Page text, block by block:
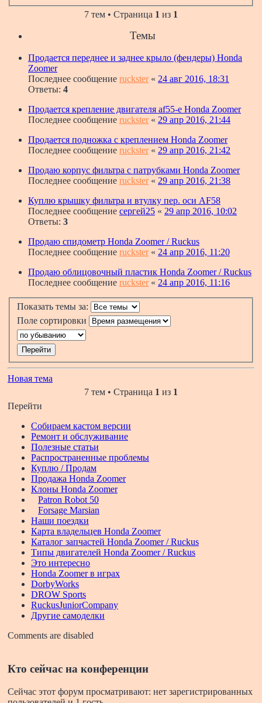
7 тем • Страница 1 из 1
Темы
Продается переднее и заднее крыло (фендеры) Honda
Zoomer
Последнее сообщение ruckster« 24 авг 2016, 18:31
Ответы: 4
Продается крепление двигателя af55-e Honda Zoomer
Последнее сообщение ruckster« 29 апр 2016, 21:44
Продается подножка с креплением Honda Zoomer
Последнее сообщение ruckster« 29 апр 2016, 21:42
Продаю корпус фильтра с патрубками Honda Zoomer
Последнее сообщение ruckster« 29 апр 2016, 21:38
Куплю крышку фильтра и втулку пер. оси AF58
Последнее сообщение сергей25 « 29 апр 2016, 10:02
Ответы: 3
Продаю спидометр Honda Zoomer / Ruckus
Последнее сообщение ruckster« 24 апр 2016, 11:20
Продаю облицовочный пластик Honda Zoomer / Ruckus
Последнее сообщение ruckster« 24 апр 2016, 11:16
Показать темы за:
Поле сортировки
Новая тема
7 тем • Страница 1 из 1
Перейти
Собираем кастом версии
Ремонт и обслуживание
Полезные статьи
Распространенные проблемы
Куплю / Продам
Продажа Honda Zoomer
Клоны Honda Zoomer
Patron Robot 50
Forsage Marsian
Наши поездки
Карта владельцев Honda Zoomer
Каталог запчастей Honda Zoomer / Ruckus
Типы двигателей Honda Zoomer / Ruckus
Это интересно
Honda Zoomer в играх
DorbyWorks
DROW Sports
RuckusJuniorCompany
Другие самоделки
Comments are disabled
Кто сейчас на конференции
Сейчас этот форум просматривают: нет зарегистрированных